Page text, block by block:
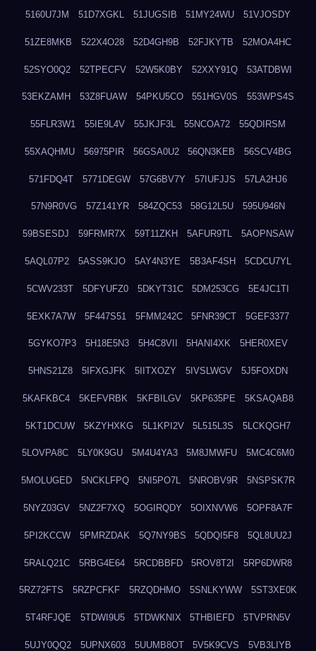
5160U7JM 51D7XGKL 51JUGSIB 51MY24WU 51VJOSDY
51ZE8MKB 522X4O28 52D4GH9B 52FJKYTB 52MOA4HC
52SYO0Q2 52TPECFV 52W5K0BY 52XXY91Q 53ATDBWI
53EKZAMH 53Z8FUAW 54PKU5CO 551HGV0S 553WPS4S
55FLR3W1 55IE9L4V 55JKJF3L 55NCOA72 55QDIRSM
55XAQHMU 56975PIR 56GSA0U2 56QN3KEB 56SCV4BG
571FDQ4T 5771DEGW 57G6BV7Y 57IUFJJS 57LA2HJ6
57N9R0VG 57Z141YR 584ZQC53 58G12L5U 595U946N
59BSESDJ 59FRMR7X 59T11ZKH 5AFUR9TL 5AOPNSAW
5AQL07P2 5ASS9KJO 5AY4N3YE 5B3AF4SH 5CDCU7YL
5CWV233T 5DFYUFZ0 5DKYT31C 5DM253CG 5E4JC1TI
5EXK7A7W 5F447S51 5FMM242C 5FNR39CT 5GEF3377
5GYKO7P3 5H18E5N3 5H4C8VII 5HANI4XK 5HER0XEV
5HNS21Z8 5IFXGJFK 5IITXOZY 5IVSLWGV 5J5FOXDN
5KAFKBC4 5KEFVRBK 5KFBILGV 5KP635PE 5KSAQAB8
5KT1DCUW 5KZYHXKG 5L1KPI2V 5L515L3S 5LCKQGH7
5LOVPA8C 5LY0K9GU 5M4U4YA3 5M8JMWFU 5MC4C6M0
5MOLUGED 5NCKLFPQ 5NI5PO7L 5NROBV9R 5NSPSK7R
5NYZ03GV 5NZ2F7XQ 5OGIRQDY 5OIXNVW6 5OPF8A7F
5PI2KCCW 5PMRZDAK 5Q7NY9BS 5QDQI5F8 5QL8UU2J
5RALQ21C 5RBG4E64 5RCDBBFD 5ROV8T2I 5RP6DWR8
5RZ72FTS 5RZPCFKF 5RZQDHMO 5SNLKYWW 5ST3XE0K
5T4RFJQE 5TDWI9U5 5TDWKNIX 5THBIEFD 5TVPRN5V
5UJY0QQ2 5UPNX603 5UUMB8OT 5V5K9CVS 5VB3LIYB